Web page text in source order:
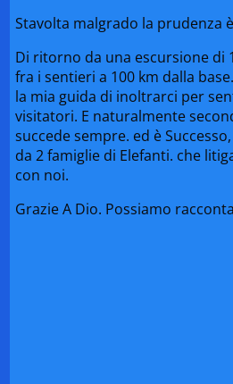
Stavolta malgrado la prudenza
Di ritorno da una escursione di
fra i sentieri a 100 km dalla
la mia guida di inoltrarci per
visitatori. E naturalmente
succede sempre. ed è
da 2 famiglie di Elefanti. che
con noi.
Grazie A Dio. Possiamo